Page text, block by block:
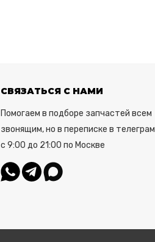
СВЯЗАТЬСЯ С НАМИ
Помогаем в подборе запчастей всем
звонящим, но в переписке в телеграм
с 9:00 до 21:00 по Москве